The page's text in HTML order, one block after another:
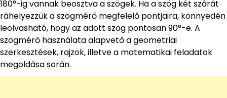
180°-ig vannak beosztva a szögek. Ha a szög két szárát
ráhelyezzük a szögmérő megfelelő pontjaira, könnyedén
leolvasható, hogy az adott szög pontosan 90°-e. A
szögmérő használata alapvető a geometriai
szerkesztések, rajzok, illetve a matematikai feladatok
megoldása során.